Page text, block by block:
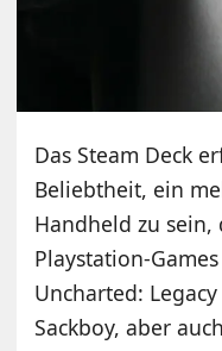
Das Steam Deck
Beliebtheit, ein
Handheld zu
Playstation-
Uncharted:
Sackboy, aber